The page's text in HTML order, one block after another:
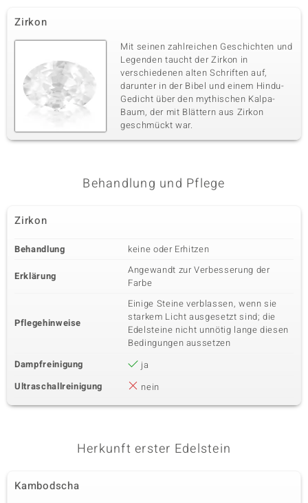
Zirkon
Mit seinen zahlreichen Geschichten und
Legenden taucht der Zirkon in
verschiedenen alten Schriften auf,
darunter in der Bibel und einem Hindu-
Gedicht über den mythischen Kalpa-
Baum, der mit Blättern aus Zirkon
geschmückt war.
Behandlung und Pflege
Zirkon
Behandlung keine oder Erhitzen
Erklärung
Angewandt zur Verbesserung der
Farbe
Pflegehinweise
Einige Steine verblassen, wenn sie
starkem Licht ausgesetzt sind; die
Edelsteine nicht unnötig lange diesen
Bedingungen aussetzen
Dampfreinigung
ja
Ultraschallreinigung
nein
Herkunft erster Edelstein
Kambodscha